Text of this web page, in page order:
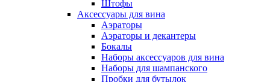
Штофы
Аксессуары для вина
Аэраторы
Аэраторы и декантеры
Бокалы
Наборы аксессуаров для вина
Наборы для шампанского
Пробки для бутылок